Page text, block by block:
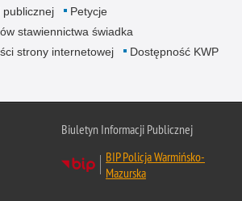
Petycje
stawiennictwa świadka
strony internetowej
Dostępność KWP
Biuletyn Informacji Publicznej
BIP Policja Warmińsko-
Mazurska